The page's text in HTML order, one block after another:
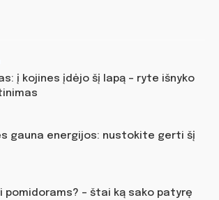
į kojines įdėjo šį lapą – ryte išnyko
gauna energijos: nustokite gerti šį
pomidorams? – štai ką sako patyrę